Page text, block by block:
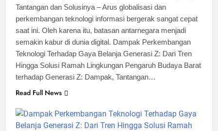
Tantangan dan Solusinya – Arus globalisasi dan
perkembangan teknologi informasi bergerak sangat cepat
saat ini. Oleh karena itu, batasan antarnegara menjadi
semakin kabur di dunia digital. Dampak Perkembangan
Teknologi Terhadap Gaya Belanja Generasi Z: Dari Tren
Hingga Solusi Ramah Lingkungan Pengaruh Budaya Barat
terhadap Generasi Z: Dampak, Tantangan…
Read Full News